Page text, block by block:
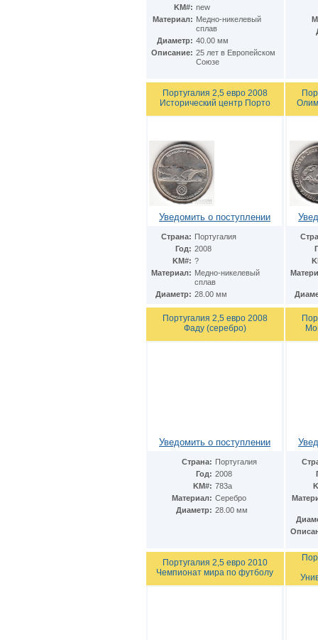
KM#: new
Материал: Медно-никелевый
сплав
Диаметр: 40.00 мм
Описание: 25 лет в Европейском
Союзе
Португалия 2,5 евро 2008
Исторический центр Порто
Уведомить о поступлении
Страна: Португалия
Год: 2008
KM#: ?
Материал: Медно-никелевый
сплав
Диаметр: 28.00 мм
Португалия 2,5 евро 2008
Фаду (серебро)
Уведомить о поступлении
Страна: Португалия
Год: 2008
KM#: 783а
Материал: Серебро
Диаметр: 28.00 мм
Португалия 2,5 евро 2010
Чемпионат мира по футболу